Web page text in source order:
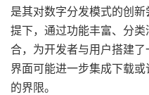
是其对数字分发模式的创
提下，通过功能丰富、分
合，为开发者与用户搭建
界面可能进一步集成下载
的界限。